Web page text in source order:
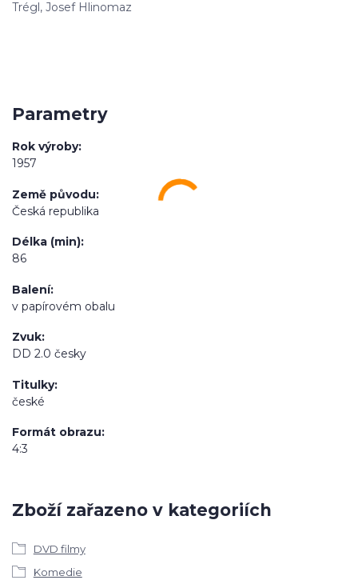
Trégl, Josef Hlinomaz
Parametry
Rok výroby
1957
Země původu
Česká republika
Délka (min)
86
Balení
v papírovém obalu
Zvuk
DD 2.0 česky
Titulky
české
Formát obrazu
4:3
Zboží zařazeno v kategoriích
DVD filmy
Komedie